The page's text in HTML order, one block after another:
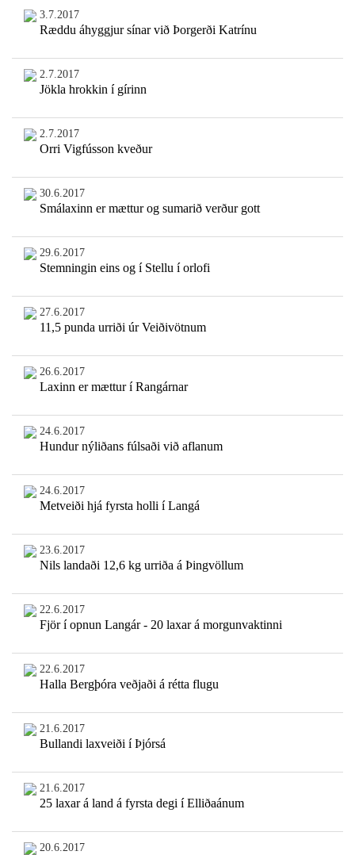
3.7.2017
Ræddu áhyggjur sínar við Þorgerði Katrínu
2.7.2017
Jökla hrokkin í gírinn
2.7.2017
Orri Vigfússon kveður
30.6.2017
Smálaxinn er mættur og sumarið verður gott
29.6.2017
Stemningin eins og í Stellu í orlofi
27.6.2017
11,5 punda urriði úr Veiðivötnum
26.6.2017
Laxinn er mættur í Rangárnar
24.6.2017
Hundur nýliðans fúlsaði við aflanum
24.6.2017
Metveiði hjá fyrsta holli í Langá
23.6.2017
Nils landaði 12,6 kg urriða á Þingvöllum
22.6.2017
Fjör í opnun Langár - 20 laxar á morgunvaktinni
22.6.2017
Halla Bergþóra veðjaði á rétta flugu
21.6.2017
Bullandi laxveiði í Þjórsá
21.6.2017
25 laxar á land á fyrsta degi í Elliðaánum
20.6.2017